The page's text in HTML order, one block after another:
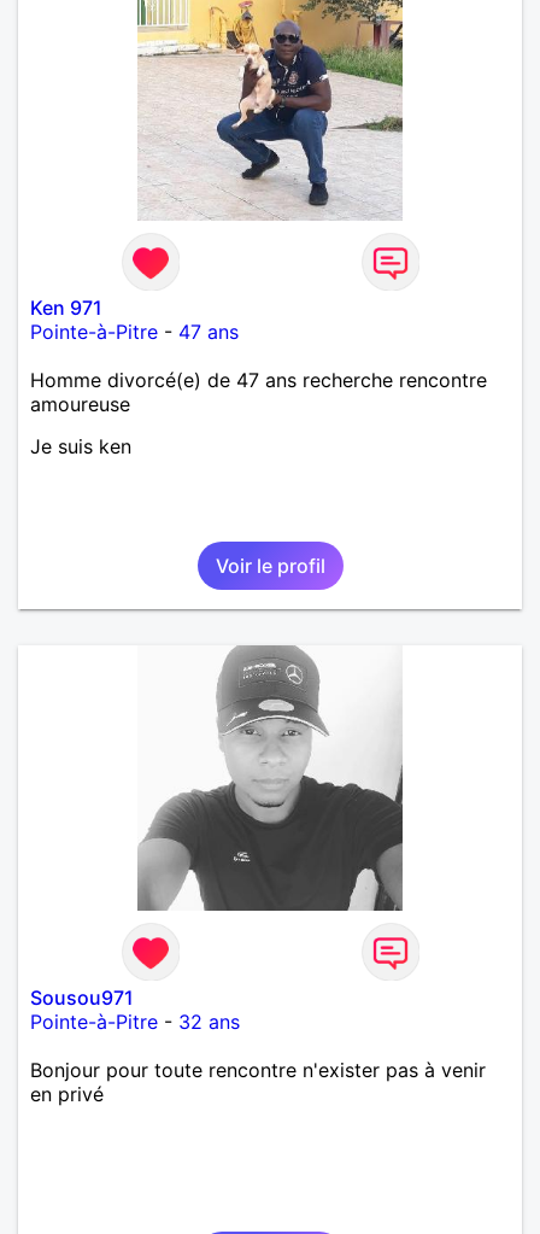
Ken 971
Pointe-à-Pitre - 47 ans
Homme divorcé(e) de 47 ans recherche rencontre
amoureuse
Je suis ken
Voir le profil
Sousou971
Pointe-à-Pitre - 32 ans
Bonjour pour toute rencontre n'exister pas à venir
en privé